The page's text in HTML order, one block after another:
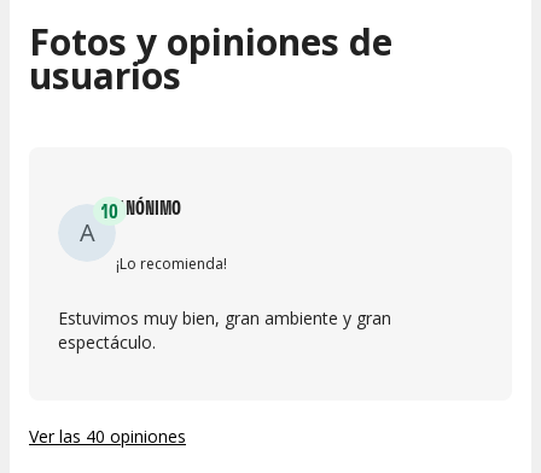
Fotos y opiniones de
usuarios
A
10ANÓNIMO
¡Lo recomienda!
Estuvimos muy bien, gran ambiente y gran
espectáculo.
Ver las 40 opiniones